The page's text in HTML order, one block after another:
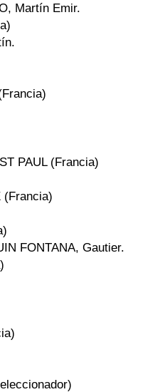
Martín Emir.
PAUL (Francia)
(Francia)
FONTANA, Gautier.